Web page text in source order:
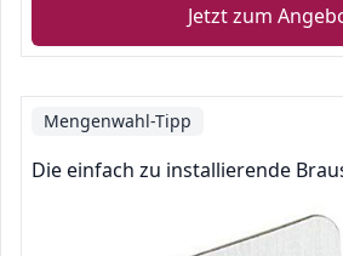
Jetzt zum
Mengenwahl-Tipp
Die einfach zu installierende